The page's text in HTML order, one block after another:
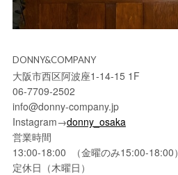
DONNY&COMPANY
大阪市西区阿波座1-14-15 1F
06-7709-2502
info@donny-company.jp
Instagram→donny_osaka
営業時間
13:00-18:00 （金曜のみ15:00-18:00）
定休日（木曜日）